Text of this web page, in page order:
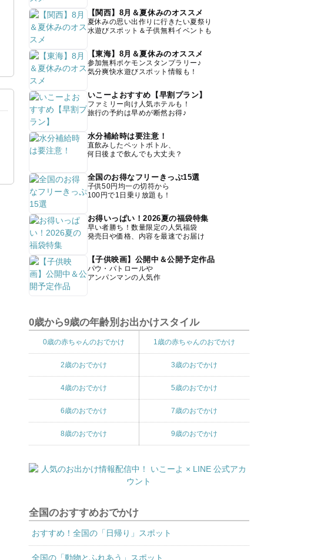
【関西】8月＆夏休みのオススメ
夏休みの思い出作りに行きたい夏祭り
水遊びスポット＆子供無料イベントも
【東海】8月＆夏休みのオススメ
参加無料ポケモンスタンプラリー♪
気分爽快水遊びスポット情報も！
いこーよおすすめ【早割プラン】
ファミリー向け人気ホテルも！
旅行の予約は早めが断然お得♪
水分補給時は要注意！
直飲みしたペットボトル、
何日後まで飲んでも大丈夫？
全国のお得なフリーきっぷ15選
子供50円均一の切符から
100円で1日乗り放題も！
お得いっぱい！2026夏の福袋特集
早い者勝ち！数量限定の人気福袋
発売日や価格、内容を最速でお届け
【子供映画】公開中＆公開予定作品
パウ・パトロールや
アンパンマンの人気作
0歳から9歳の年齢別お出かけスタイル
0歳の赤ちゃんのおでかけ 1歳の赤ちゃんのおでかけ
2歳のおでかけ 3歳のおでかけ
4歳のおでかけ 5歳のおでかけ
6歳のおでかけ 7歳のおでかけ
8歳のおでかけ 9歳のおでかけ
全国のおすすめおでかけ
おすすめ！全国の「日帰り」スポット
全国の「動物とふれあう」スポット